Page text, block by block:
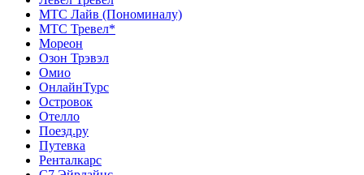
МТС Лайв (Пономиналу)
МТС Тревел*
Мореон
Озон Трэвэл
Омио
ОнлайнТурс
Островок
Отелло
Поезд.ру
Путевка
Ренталкарс